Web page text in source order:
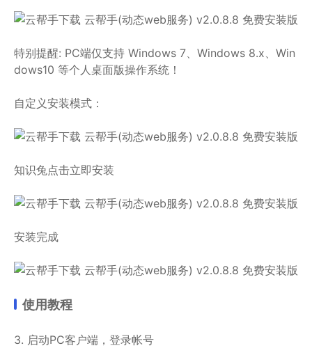
特别提醒: PC端仅支持 Windows 7、Windows 8.x、Win
dows10 等个人桌面版操作系统！
自定义安装模式：
知识兔点击立即安装
安装完成
使用教程
3. 启动PC客户端，登录帐号